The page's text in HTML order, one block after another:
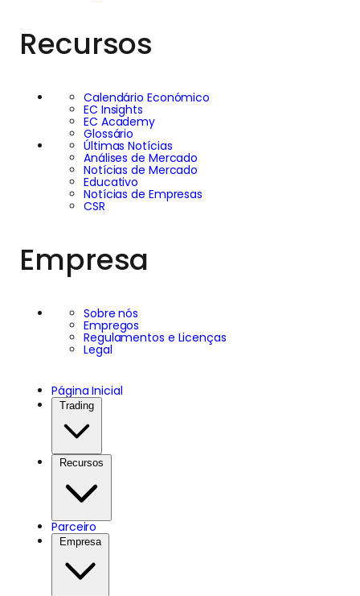
Recursos
Calendário Económico
EC Insights
EC Academy
Glossário
Últimas Notícias
Análises de Mercado
Notícias de Mercado
Educativo
Notícias de Empresas
CSR
Empresa
Sobre nós
Empregos
Regulamentos e Licenças
Legal
Página Inicial
Trading
Recursos
Parceiro
Empresa